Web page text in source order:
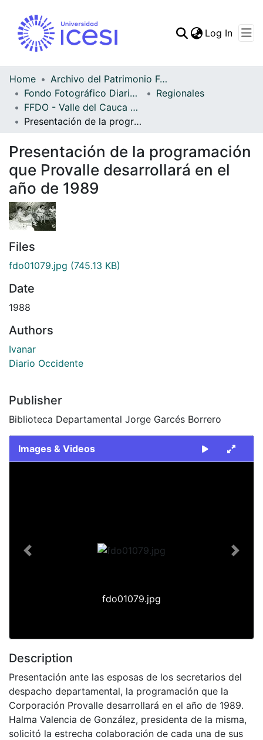
Statistics
Log In
Home
Archivo del Patrimonio Fotográfico y Fílmico del Valle del Cauca
Fondo Fotográfico Diario Occidente
Regionales
FFDO - Valle del Cauca - Patrimonial
Presentación de la programación que Provalle desarrollará en el año de 1989
Presentación de la programación
que Provalle desarrollará en el
año de 1989
Files
fdo01079.jpg (745.13 KB)
Date
1988
Authors
Ivanar
Diario Occidente
Publisher
Biblioteca Departamental Jorge Garcés Borrero
Images & Videos
fdo01079.jpg
Previous Next
Description
Presentación ante las esposas de los secretarios del
despacho departamental, la programación que la
Corporación Provalle desarrollará en el año de 1989.
Halma Valencia de González, presidenta de la misma,
solicitó la estrecha colaboración de cada una de sus